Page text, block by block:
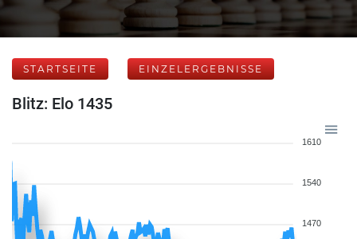
STARTSEITE EINZELERGEBNISSE
Blitz: Elo 1435
1610
1540
1470